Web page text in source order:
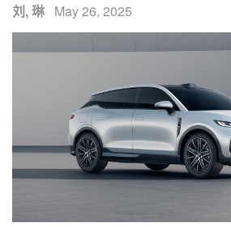
刘, 琳 May 26, 2025